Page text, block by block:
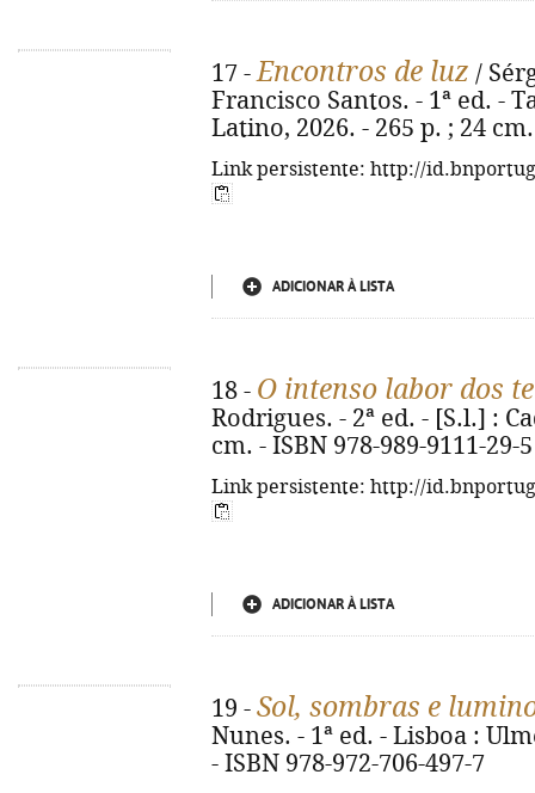
17 -Encontros de luz /
Francisco Santos. - 1ª ed. -
Latino, 2026. - 265 p. ; 24
Link persistente: http://
ADICIONAR À LISTA
18 - O intenso labor dos
Rodrigues. - 2ª ed. - [S.l.] :
cm. - ISBN 978-989-9111-29-5
Link persistente: http://
ADICIONAR À LISTA
19 - Sol, sombras e
Nunes. - 1ª ed. - Lisboa :
- ISBN 978-972-706-497-7